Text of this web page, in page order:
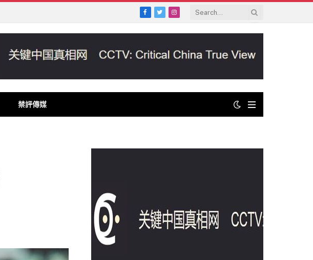
Facebook
TwitterInstagram
禁評傳媒